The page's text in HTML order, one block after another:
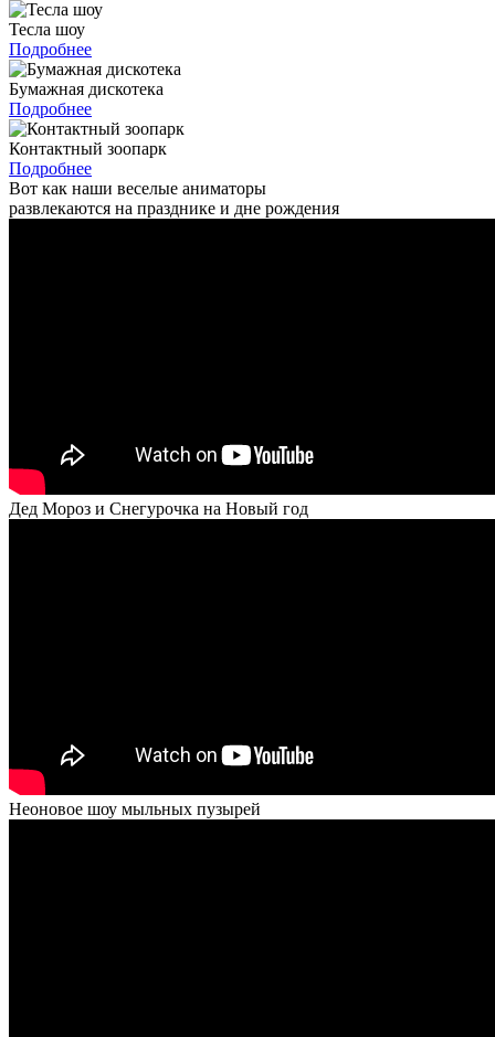
Тесла шоу
Подробнее
Бумажная дискотека
Подробнее
Контактный зоопарк
Подробнее
Вот как наши веселые аниматоры
развлекаются на празднике и дне рождения
Дед Мороз и Снегурочка на Новый год
Неоновое шоу мыльных пузырей